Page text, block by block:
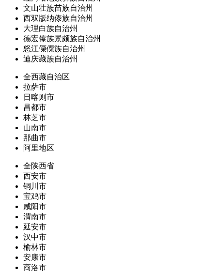
文山壮族苗族自治州
西双版纳傣族自治州
大理白族自治州
德宏傣族景颇族自治州
怒江傈僳族自治州
迪庆藏族自治州
全西藏自治区
拉萨市
日喀则市
昌都市
林芝市
山南市
那曲市
阿里地区
全陕西省
西安市
铜川市
宝鸡市
咸阳市
渭南市
延安市
汉中市
榆林市
安康市
商洛市